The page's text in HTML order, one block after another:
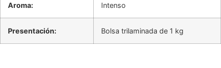
Aroma: Intenso
Presentación: Bolsa trilaminada de 1 kg